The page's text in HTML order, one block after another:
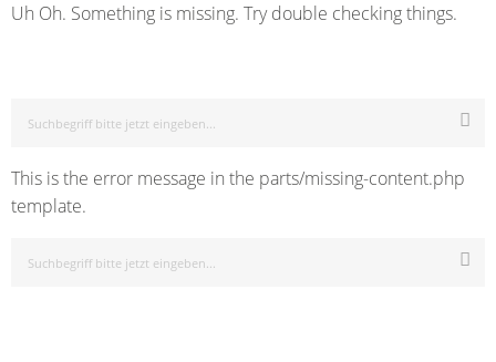
Uh Oh. Something is missing. Try double checking things.
This is the error message in the parts/missing-content.php
template.